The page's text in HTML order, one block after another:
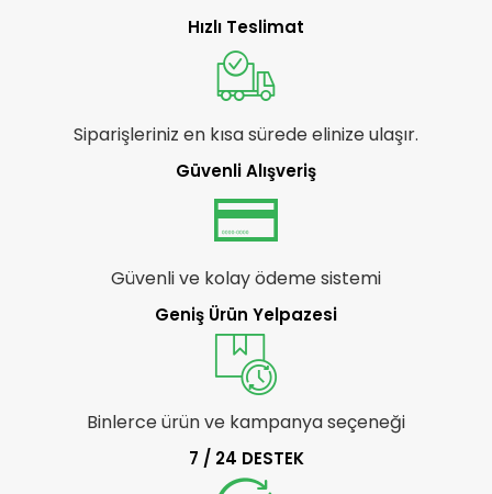
Hızlı Teslimat
Siparişleriniz en kısa sürede elinize ulaşır.
Güvenli Alışveriş
Güvenli ve kolay ödeme sistemi
Geniş Ürün Yelpazesi
Binlerce ürün ve kampanya seçeneği
7 / 24 DESTEK